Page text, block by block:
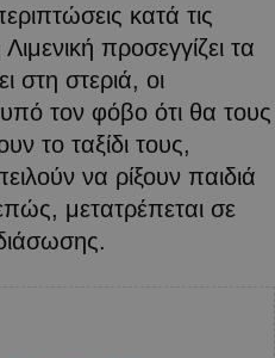
κατά τις
προσεγγίζει τα
στη στεριά, οι
τον φόβο ότι θα τους
το ταξίδι τους,
να ρίξουν παιδιά
μετατρέπεται σε